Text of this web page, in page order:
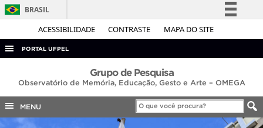
ACESSIBILIDADE CONTRASTE MAPA DO SITE
BRASIL
Simplifique!
Acesso à informação
Legislação
Canais
PORTAL UFPEL
ACESSO À INFORMAÇÃO
COBALTO
Grupo de Pesquisa
Observatório de Memória, Educação, Gesto e Arte – OMEGA
MENU